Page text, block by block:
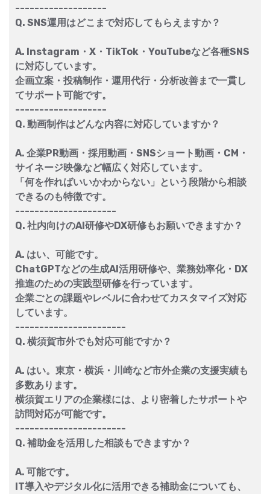
-------------------
Q. SNS運用はどこまで対応してもらえますか？
A. Instagram・X・TikTok・YouTubeなど各種SNS
に対応しています。
企画立案・投稿制作・運用代行・分析改善まで一貫し
てサポート可能です。
-------------------
Q. 動画制作はどんな内容に対応していますか？
A. 企業PR動画・採用動画・SNSショート動画・CM・
サイネージ映像など幅広く対応しています。
「何を作ればいいかわからない」という段階から相談
できるのも特徴です。
---------------------
Q. 社内向けのAI研修やDX研修もお願いできますか？
A. はい、可能です。
ChatGPTなどの生成AI活用研修や、業務効率化・DX
推進のための実践型研修を行っています。
企業ごとの課題やレベルに合わせてカスタマイズ対応
しています。
-----------------------
Q. 横須賀市外でも対応可能ですか？
A. はい。東京・横浜・川崎など市外企業の支援実績も
多数あります。
横須賀エリアの企業様には、より密着したサポートや
訪問対応が可能です。
-----------------------
Q. 補助金を活用した相談もできますか？
A. 可能です。
IT導入やデジタル化に活用できる補助金についても、